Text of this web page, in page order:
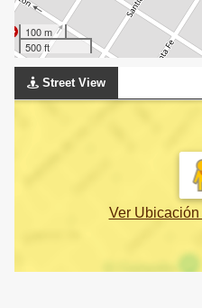
100 m
500 ft
Street View
Ver Ubicación